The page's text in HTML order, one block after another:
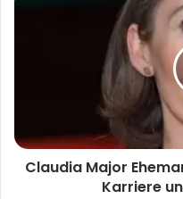
Claudia Major
Karriere